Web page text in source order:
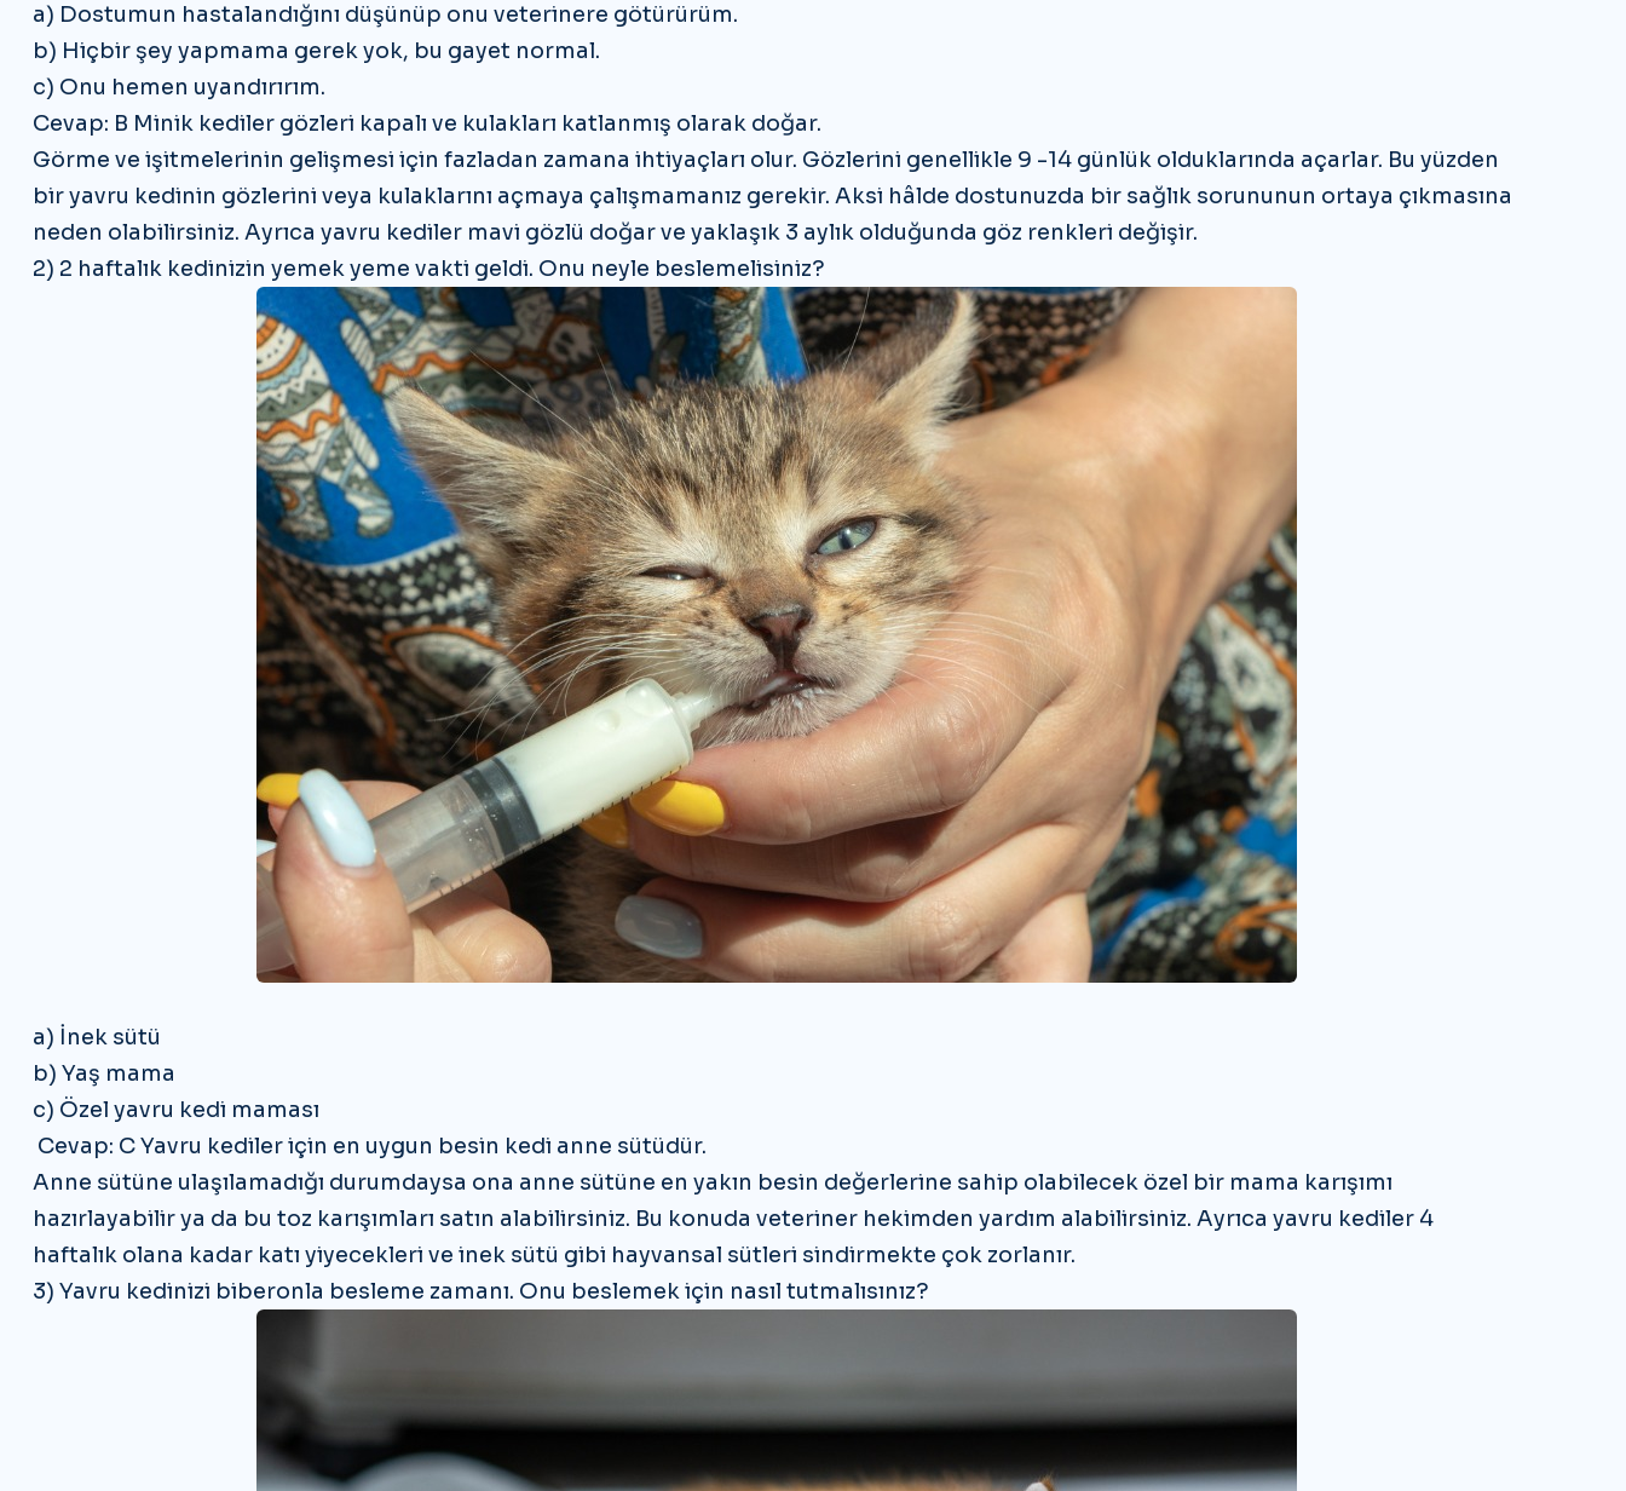
a) Dostumun hastalandığını düşünüp onu veterinere götürürüm.
b) Hiçbir şey yapmama gerek yok, bu gayet normal.
c) Onu hemen uyandırırım.
Cevap: B Minik kediler gözleri kapalı ve kulakları katlanmış olarak doğar.
Görme ve işitmelerinin gelişmesi için fazladan zamana ihtiyaçları olur. Gözlerini genellikle 9 -14 günlük olduklarında açarlar. Bu yüzden
bir yavru kedinin gözlerini veya kulaklarını açmaya çalışmamanız gerekir. Aksi hâlde dostunuzda bir sağlık sorununun ortaya çıkmasına
neden olabilirsiniz. Ayrıca yavru kediler mavi gözlü doğar ve yaklaşık 3 aylık olduğunda göz renkleri değişir.
2) 2 haftalık kedinizin yemek yeme vakti geldi. Onu neyle beslemelisiniz?
a) İnek sütü
b) Yaş mama
c) Özel yavru kedi maması
Cevap: C Yavru kediler için en uygun besin kedi anne sütüdür.
Anne sütüne ulaşılamadığı durumdaysa ona anne sütüne en yakın besin değerlerine sahip olabilecek özel bir mama karışımı
hazırlayabilir ya da bu toz karışımları satın alabilirsiniz. Bu konuda veteriner hekimden yardım alabilirsiniz. Ayrıca yavru kediler 4
haftalık olana kadar katı yiyecekleri ve inek sütü gibi hayvansal sütleri sindirmekte çok zorlanır.
3) Yavru kedinizi biberonla besleme zamanı. Onu beslemek için nasıl tutmalısınız?